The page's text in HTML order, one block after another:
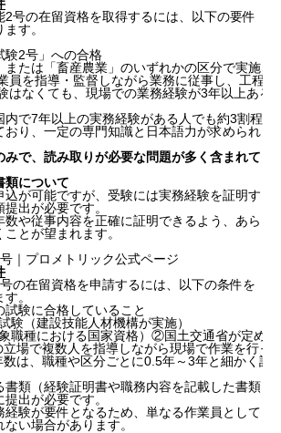
2号の在留資格を取得するには、以下の要件
す。
験2号」への合格
または「畜産農業」のいずれかの区分で実施
を指導・監督しながら業務に従事し、工程
なくても、現場での業務経験が3年以上あ
内で7年以上の実務経験がある人でも約3割程
おり、一定の専門知識と日本語力が求められ
みで、読み取りが必要な問題が多く含まれて
類について
込が可能ですが、受験には実務経験を証明す
出が必要です。
数や従事内容を正確に証明できるよう、あら
とが望まれます。
｜プロメトリック公式ページ
の在留資格を申請するには、以下の条件を
。
験に合格していること
験（建設技能人材機構が実施）
職種における国家資格）②国土交通省が定め
場で複数人を指導しながら現場で作業を行っ
は、職種や区分ごとに0.5年～3年と細かく
書類（経験証明書や職務内容を記載した書類
出が必要です。
経験が要件となるため、単なる作業員として
い場合があります。
込みは企業主体で進める場合が多い
原則2年以上、在留期限にも注意が必
の関係性も合否を左右する
明書の交付依頼には柔軟に対応を